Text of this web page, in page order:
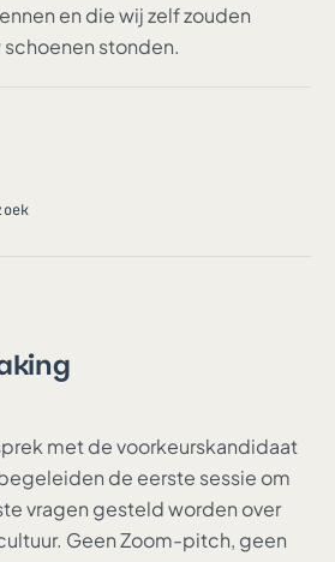
en die wij zelf zouden
schoenen stonden.
met de voorkeurskandidaat
de eerste sessie om
vragen gesteld worden over
Geen Zoom-pitch, geen